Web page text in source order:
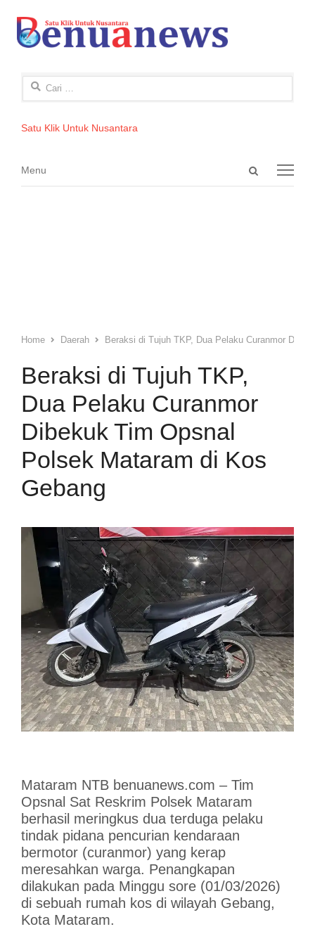
Cari
Satu Klik Untuk Nusantara
Open
Menu
Menu
Home Daerah Beraksi di Tujuh TKP, Dua Pelaku Curanmor
Beraksi di Tujuh TKP,
Dua Pelaku Curanmor
Dibekuk Tim Opsnal
Polsek Mataram di Kos
Gebang
Mataram NTB benuanews.com – Tim
Opsnal Sat Reskrim Polsek Mataram
berhasil meringkus dua terduga pelaku
tindak pidana pencurian kendaraan
bermotor (curanmor) yang kerap
meresahkan warga. Penangkapan
dilakukan pada Minggu sore (01/03/2026)
di sebuah rumah kos di wilayah Gebang,
Kota Mataram.